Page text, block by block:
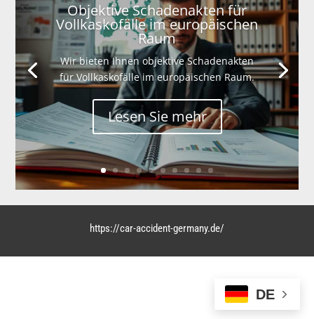
Objektive Schadenakten für
Vollkaskofälle im europäischen
Raum
Wir bieten Ihnen objektive Schadenakten
für Vollkaskofälle im europäischen Raum.
Lesen Sie mehr
https://car-accident-germany.de/
DE